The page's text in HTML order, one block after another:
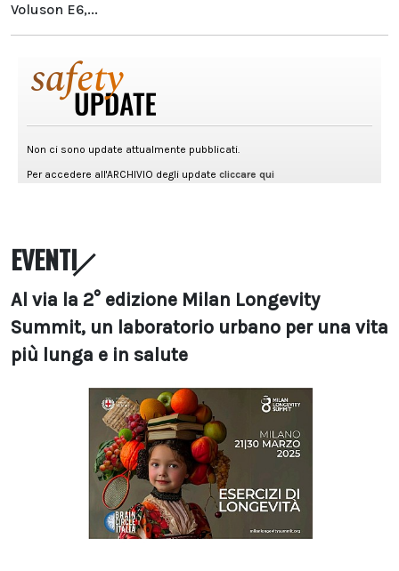
Voluson E6,...
EVENTI
Al via la 2° edizione Milan Longevity
Summit, un laboratorio urbano per una vita
più lunga e in salute